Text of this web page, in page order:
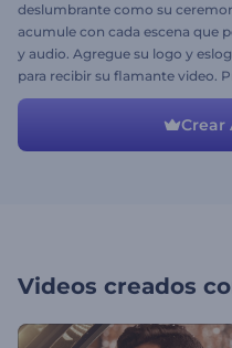
deslumbrante como su
acumule con cada escena que
y audio. Agregue su logo y
para recibir su flamante video.
estilo. ¡Pruébelo ahora!
Crear
Videos creados